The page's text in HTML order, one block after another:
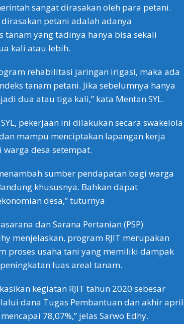
sangat dirasakan oleh para petani.
petani adalah adanya
tanam yang tadinya hanya bisa sekali
kali atau lebih.
rehabilitasi jaringan irigasi, maka ada
tanam petani. Jika sebelumnya hanya
dua atau tiga kali,” kata Mentan SYL.
pekerjaan ini dilakukan secara swakelola
mampu menciptakan lapangan kerja
desa setempat.
sumber pendapatan bagi warga
khususnya. Bahkan dapat
desa,” tuturnya
dan Sarana Pertanian (PSP)
menjelaskan, program RJIT merupakan
proses usaha tani yang memiliki dampak
luas areal tanam.
kegiatan RJIT tahun 2020 sebesar
dana Tugas Pembantuan dan akhir april
78,07%,” jelas Sarwo Edhy.